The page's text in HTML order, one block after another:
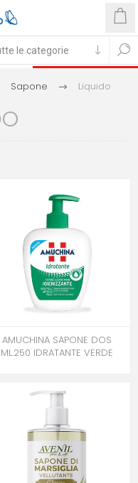
Sapone Liquido
AMUCHINA SAPONE DOS
ML.250 IDRATANTE VERDE